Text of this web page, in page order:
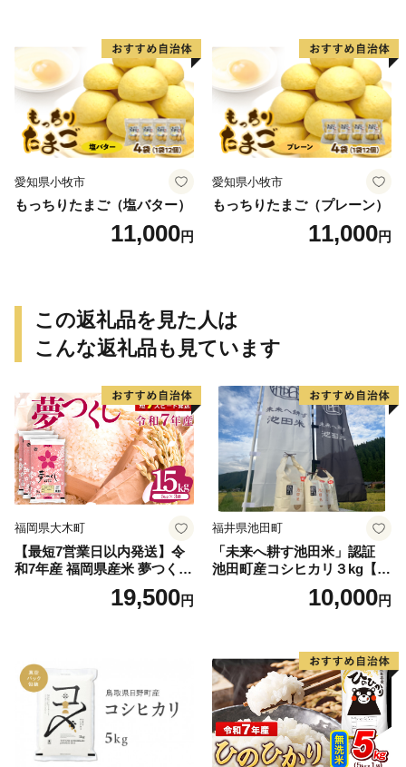
愛知県小牧市
もっちりたまご（塩バター）
11,000円
愛知県小牧市
もっちりたまご（プレーン）
11,000円
この返礼品を見た人は
こんな返礼品も見ています
福岡県大木町
【最短7営業日以内発送】令
和7年産 福岡県産米 夢つくし
15kg 精米 ※北海道・沖縄・
19,500円
福井県池田町
「未来へ耕す池田米」認証
池田町産コシヒカリ３kg【お
1人様につき３セットまで】
10,000円